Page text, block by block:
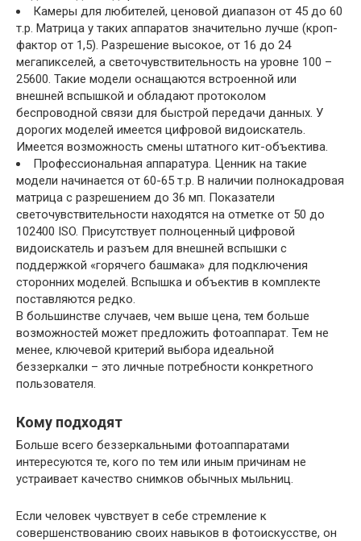
Камеры для любителей, ценовой диапазон от 45 до 60
т.р. Матрица у таких аппаратов значительно лучше (кроп-
фактор от 1,5). Разрешение высокое, от 16 до 24
мегапикселей, а светочувствительность на уровне 100 –
25600. Такие модели оснащаются встроенной или
внешней вспышкой и обладают протоколом
беспроводной связи для быстрой передачи данных. У
дорогих моделей имеется цифровой видоискатель.
Имеется возможность смены штатного кит-объектива.
Профессиональная аппаратура. Ценник на такие
модели начинается от 60-65 т.р. В наличии полнокадровая
матрица с разрешением до 36 мп. Показатели
светочувствительности находятся на отметке от 50 до
102400 ISO. Присутствует полноценный цифровой
видоискатель и разъем для внешней вспышки с
поддержкой «горячего башмака» для подключения
сторонних моделей. Вспышка и объектив в комплекте
поставляются редко.
В большинстве случаев, чем выше цена, тем больше
возможностей может предложить фотоаппарат. Тем не
менее, ключевой критерий выбора идеальной
беззеркалки – это личные потребности конкретного
пользователя.
Кому подходят
Больше всего беззеркальными фотоаппаратами
интересуются те, кого по тем или иным причинам не
устраивает качество снимков обычных мыльниц.
Если человек чувствует в себе стремление к
совершенствованию своих навыков в фотоискусстве, он